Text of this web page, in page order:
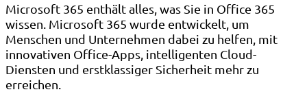
Microsoft 365 enthält alles, was Sie in Office 365
wissen. Microsoft 365 wurde entwickelt, um
Menschen und Unternehmen dabei zu helfen, mit
innovativen Office-Apps, intelligenten Cloud-
Diensten und erstklassiger Sicherheit mehr zu
erreichen.